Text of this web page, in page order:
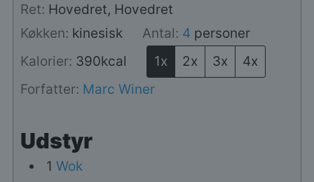
Ret: Hovedret, Hovedret
Køkken: kinesisk Antal: 4 personer
Kalorier: 390kcal 1x 2x 3x
4x
Forfatter: Marc Winer
Udstyr
1 Wok